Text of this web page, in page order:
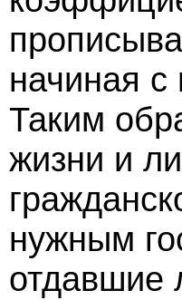
начиная с
Таким
жизни и
нужным
отдавшие